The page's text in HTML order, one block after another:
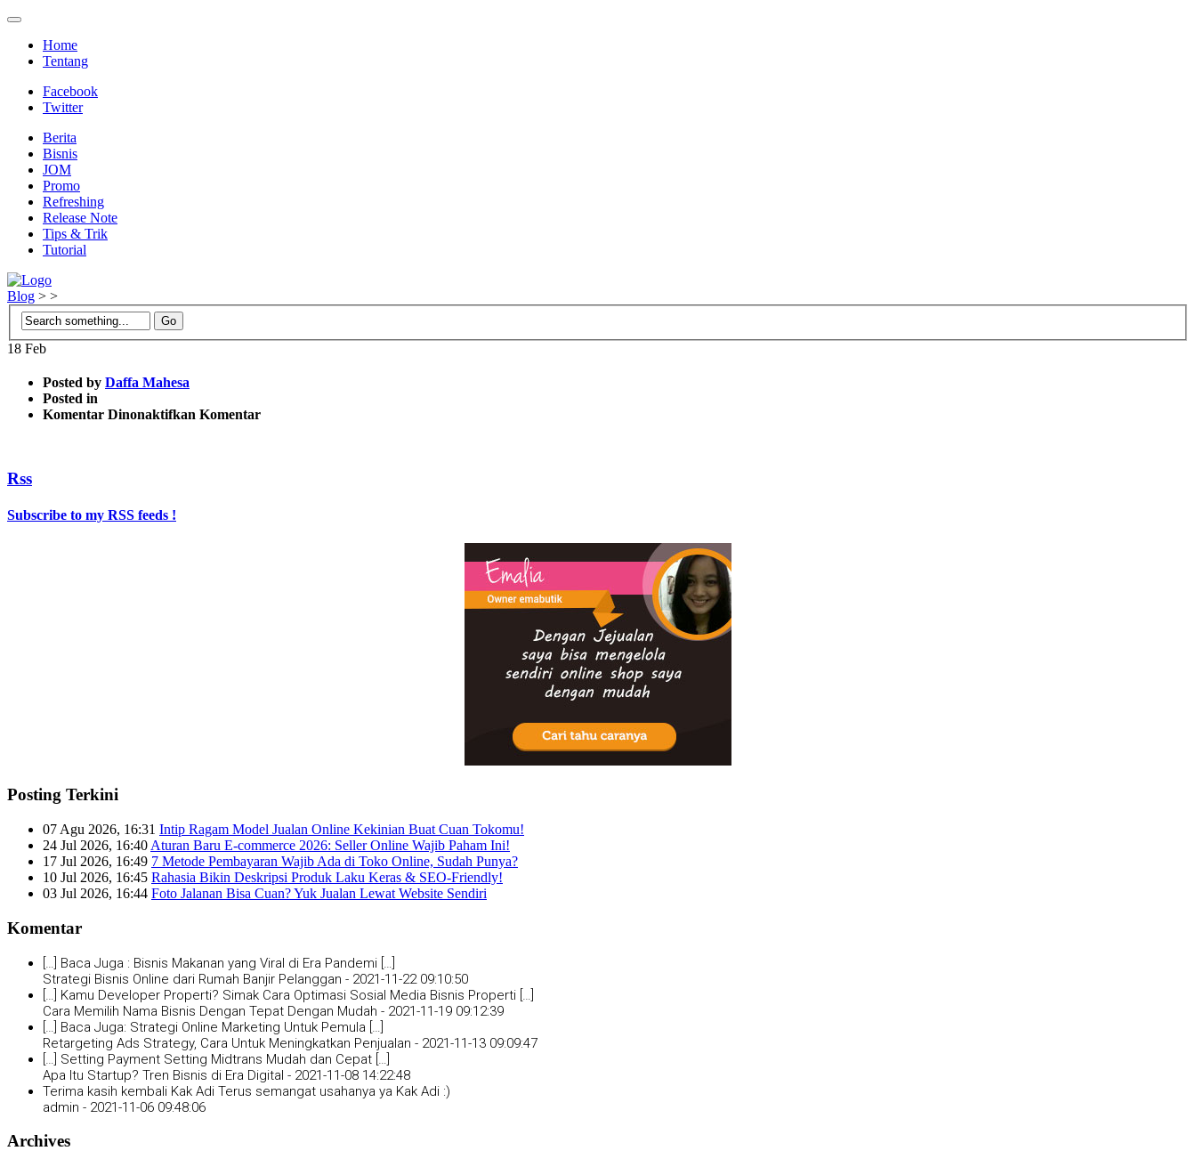
Home
Tentang
Facebook
Twitter
Berita
Bisnis
JOM
Promo
Refreshing
Release Note
Tips & Trik
Tutorial
Blog > >
18 Feb
Posted by Daffa Mahesa
Posted in
Komentar Dinonaktifkan pada
Komentar
Rss
Subscribe to my RSS feeds !
Posting Terkini
07 Agu 2026, 16:31 Intip Ragam Model Jualan Online Kekinian Buat Cuan Tokomu!
24 Jul 2026, 16:40 Aturan Baru E-commerce 2026: Seller Online Wajib Paham Ini!
17 Jul 2026, 16:49 7 Metode Pembayaran Wajib Ada di Toko Online, Sudah Punya?
10 Jul 2026, 16:45 Rahasia Bikin Deskripsi Produk Laku Keras & SEO-Friendly!
03 Jul 2026, 16:44 Foto Jalanan Bisa Cuan? Yuk Jualan Lewat Website Sendiri
Komentar
[…] Baca Juga : Bisnis Makanan yang Viral di Era Pandemi […]
Strategi Bisnis Online dari Rumah Banjir Pelanggan - 2021-11-22 09:10:50
[…] Kamu Developer Properti? Simak Cara Optimasi Sosial Media Bisnis Properti […]
Cara Memilih Nama Bisnis Dengan Tepat Dengan Mudah - 2021-11-19 09:12:39
[…] Baca Juga: Strategi Online Marketing Untuk Pemula […]
Retargeting Ads Strategy, Cara Untuk Meningkatkan Penjualan - 2021-11-13 09:09:47
[…] Setting Payment Setting Midtrans Mudah dan Cepat […]
Apa Itu Startup? Tren Bisnis di Era Digital - 2021-11-08 14:22:48
Terima kasih kembali Kak Adi Terus semangat usahanya ya Kak Adi :)
admin - 2021-11-06 09:48:06
Archives